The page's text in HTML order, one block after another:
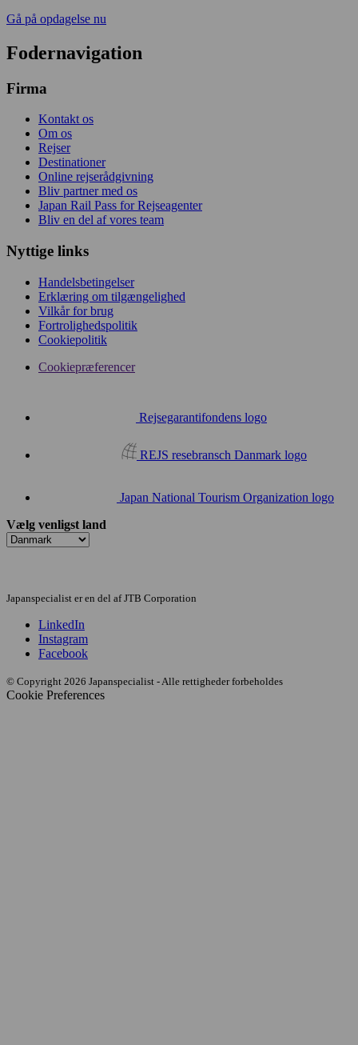
Gå på opdagelse nu
Fodernavigation
Firma
Kontakt os
Om os
Rejser
Destinationer
Online rejserådgivning
Bliv partner med os
Japan Rail Pass for Rejseagenter
Bliv en del af vores team
Nyttige links
Handelsbetingelser
Erklæring om tilgængelighed
Vilkår for brug
Fortrolighedspolitik
Cookiepolitik
Cookiepræferencer
Rejsegarantifondens logo
REJS resebransch Danmark logo
Japan National Tourism Organization logo
Vælg venligst land
Japanspecialist er en del af JTB Corporation
LinkedIn
Instagram
Facebook
© Copyright 2026 Japanspecialist - Alle rettigheder forbeholdes
Cookie Preferences